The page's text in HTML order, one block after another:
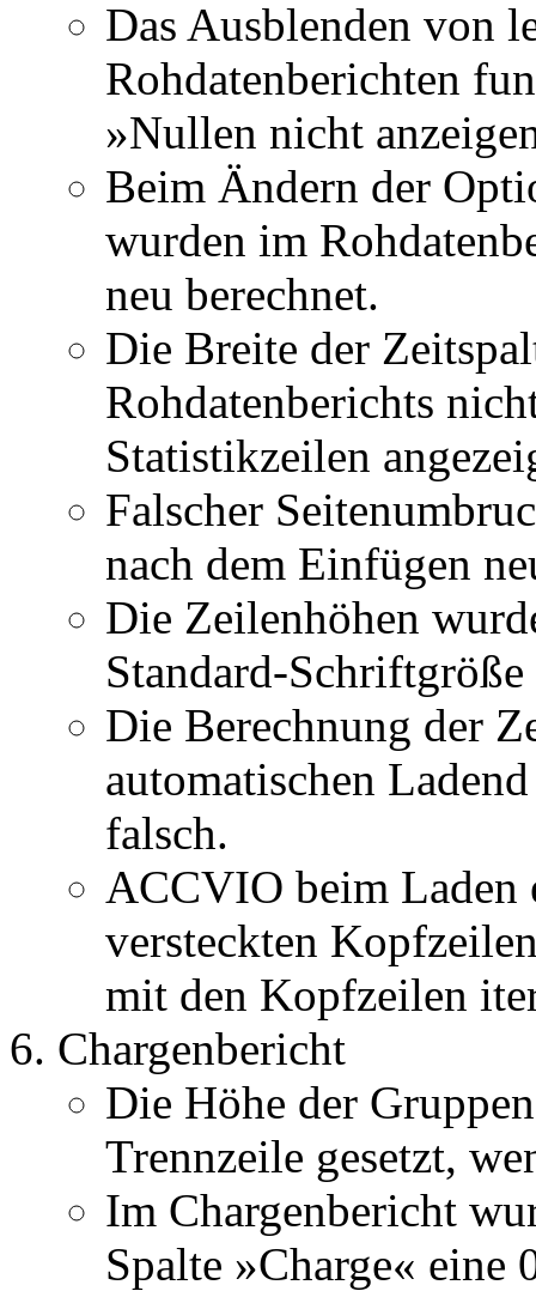
Das Ausblenden von
Rohdatenberichten
»Nullen nicht
Beim Ändern der
wurden im
neu berechnet.
Die Breite der
Rohdatenberichts
Statistikzeilen
Falscher
nach dem Einfügen
Die Zeilenhöhen
Standard-
Die Berechnung der
automatischen
falsch.
ACCVIO beim Laden
versteckten
mit den Kopfzeilen
Chargenbericht
Die Höhe der
Trennzeile gesetzt,
Im Chargenbericht
Spalte »Charge« eine